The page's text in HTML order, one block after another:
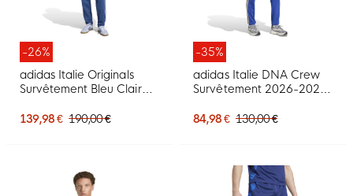
-26%
adidas Italie Originals
Survêtement Bleu Clair
139,98 € 190,00 €
-35%
adidas Italie DNA Crew
Survêtement 2026-2028
84,98 € 130,00 €